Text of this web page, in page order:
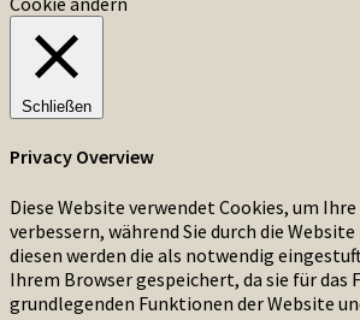
Schließen
Privacy Overview
Diese Website verwendet Cookies, um
verbessern, während Sie durch die
diesen werden die als notwendig
Ihrem Browser gespeichert, da sie für das
grundlegenden Funktionen der Website